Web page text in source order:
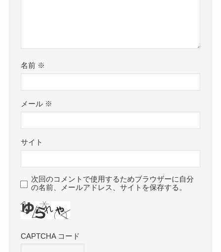
名前 ※
メール ※
サイト
次回のコメントで使用するためブラウザーに自分
の名前、メールアドレス、サイトを保存する。
CAPTCHA コード